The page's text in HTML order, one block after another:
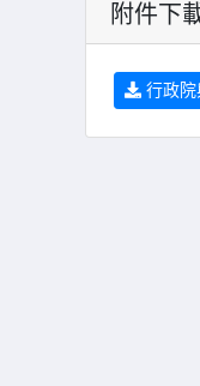
附件下
行政